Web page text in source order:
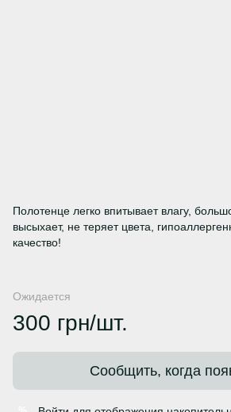
Полотенце легко впитывает влагу,
высыхает, не теряет цвета,
качество!
Ожидается
300 грн/шт.
Сообщить, когда